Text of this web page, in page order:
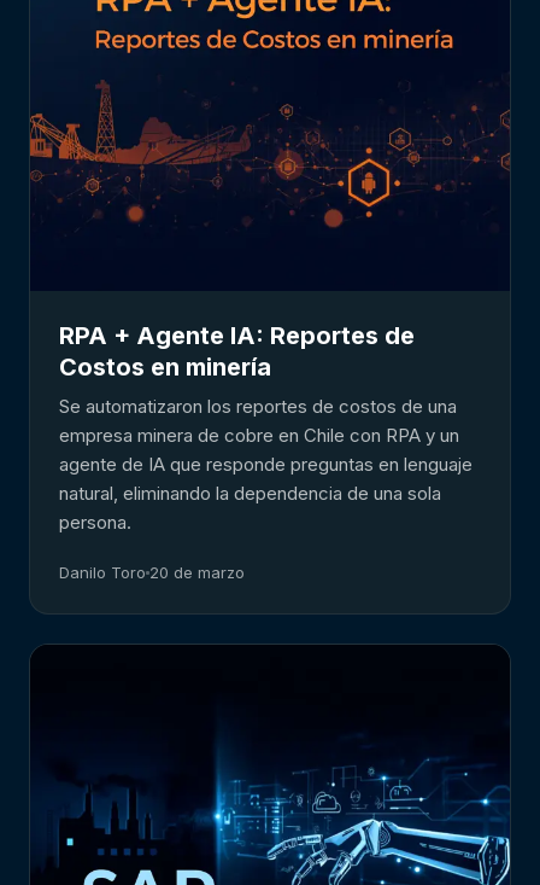
RPA + Agente IA: Reportes de
Costos en minería
Se automatizaron los reportes de costos de una
empresa minera de cobre en Chile con RPA y un
agente de IA que responde preguntas en lenguaje
natural, eliminando la dependencia de una sola
persona.
Danilo Toro 20 de marzo